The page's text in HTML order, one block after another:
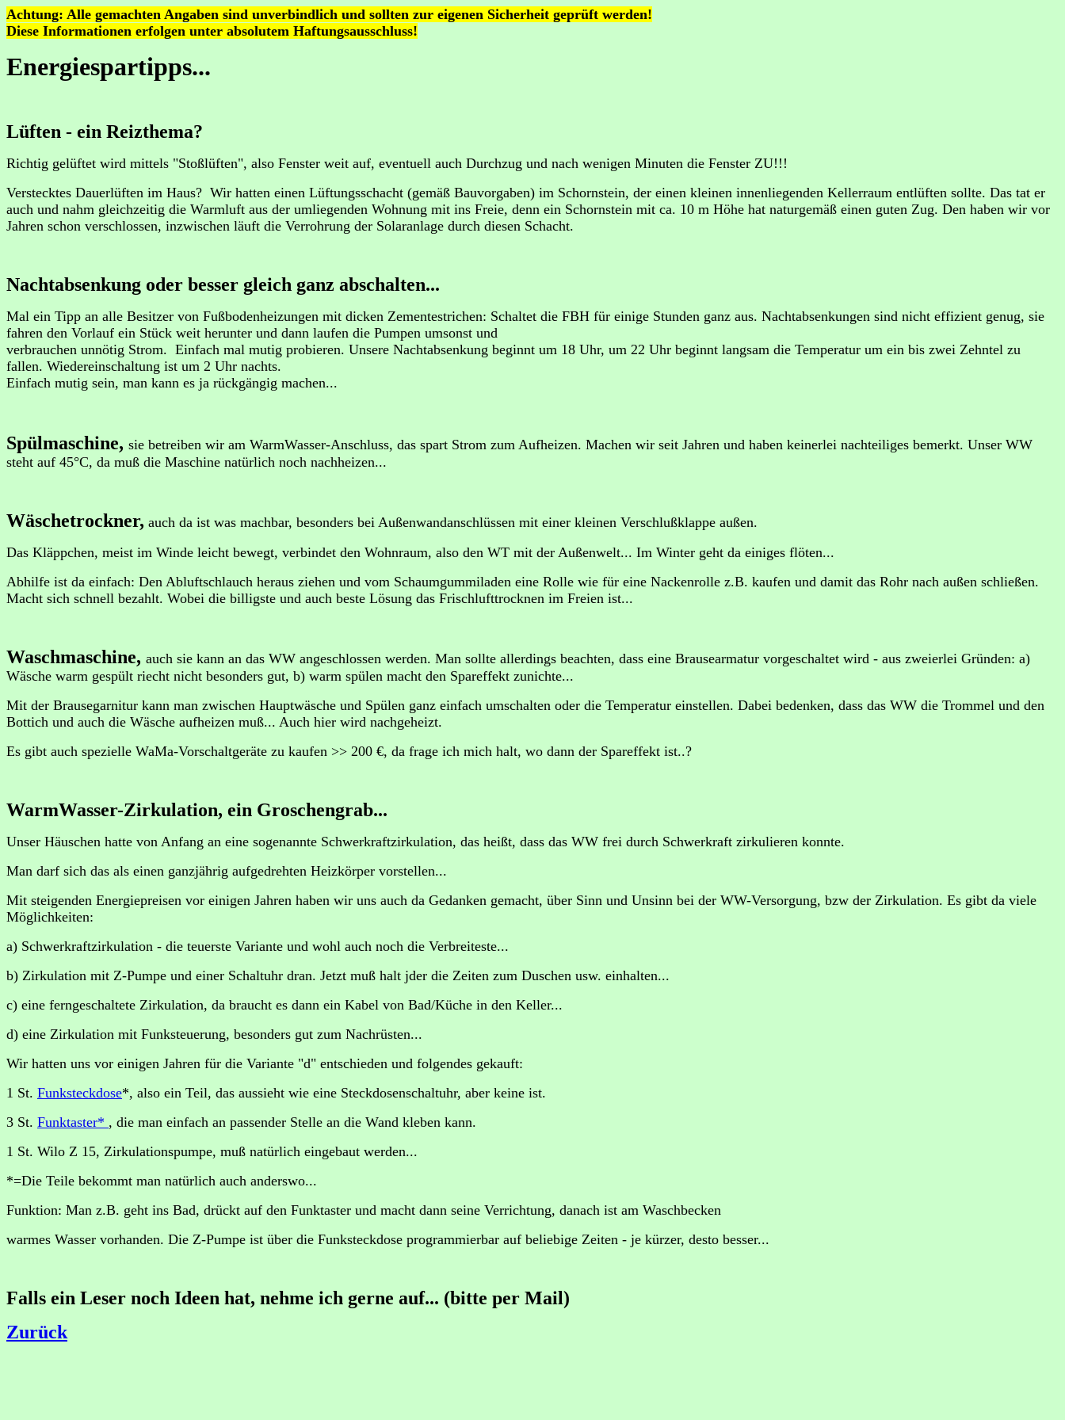
Achtung: Alle gemachten Angaben sind unverbindlich und sollten zur eigenen Sicherheit geprüft werden!
Diese Informationen erfolgen unter absolutem Haftungsausschluss!
Energiespartipps...
Lüften - ein Reizthema?
Richtig gelüftet wird mittels "Stoßlüften", also Fenster weit auf, eventuell auch Durchzug und nach wenigen Minuten die Fenster ZU!!!
Verstecktes Dauerlüften im Haus? Wir hatten einen Lüftungsschacht (gemäß Bauvorgaben) im Schornstein, der einen kleinen innenliegenden Kellerraum entlüften sollte. Das tat er
auch und nahm gleichzeitig die Warmluft aus der umliegenden Wohnung mit ins Freie, denn ein Schornstein mit ca. 10 m Höhe hat naturgemäß einen guten Zug. Den haben wir vor
Jahren schon verschlossen, inzwischen läuft die Verrohrung der Solaranlage durch diesen Schacht.
Nachtabsenkung oder besser gleich ganz abschalten...
Mal ein Tipp an alle Besitzer von Fußbodenheizungen mit dicken Zementestrichen: Schaltet die FBH für einige Stunden ganz aus. Nachtabsenkungen sind nicht effizient genug, sie
fahren den Vorlauf ein Stück weit herunter und dann laufen die Pumpen umsonst und
verbrauchen unnötig Strom. Einfach mal mutig probieren. Unsere Nachtabsenkung beginnt um 18 Uhr, um 22 Uhr beginnt langsam die Temperatur um ein bis zwei Zehntel zu
fallen. Wiedereinschaltung ist um 2 Uhr nachts.
Einfach mutig sein, man kann es ja rückgängig machen...
Spülmaschine, sie betreiben wir am WarmWasser-Anschluss, das spart Strom zum Aufheizen. Machen wir seit Jahren und haben keinerlei nachteiliges bemerkt. Unser WW
steht auf 45°C, da muß die Maschine natürlich noch nachheizen...
Wäschetrockner, auch da ist was machbar, besonders bei Außenwandanschlüssen mit einer kleinen Verschlußklappe außen.
Das Kläppchen, meist im Winde leicht bewegt, verbindet den Wohnraum, also den WT mit der Außenwelt... Im Winter geht da einiges flöten...
Abhilfe ist da einfach: Den Abluftschlauch heraus ziehen und vom Schaumgummiladen eine Rolle wie für eine Nackenrolle z.B. kaufen und damit das Rohr nach außen schließen.
Macht sich schnell bezahlt. Wobei die billigste und auch beste Lösung das Frischlufttrocknen im Freien ist...
Waschmaschine, auch sie kann an das WW angeschlossen werden. Man sollte allerdings beachten, dass eine Brausearmatur vorgeschaltet wird - aus zweierlei Gründen: a)
Wäsche warm gespült riecht nicht besonders gut, b) warm spülen macht den Spareffekt zunichte...
Mit der Brausegarnitur kann man zwischen Hauptwäsche und Spülen ganz einfach umschalten oder die Temperatur einstellen. Dabei bedenken, dass das WW die Trommel und den
Bottich und auch die Wäsche aufheizen muß... Auch hier wird nachgeheizt.
Es gibt auch spezielle WaMa-Vorschaltgeräte zu kaufen >> 200 €, da frage ich mich halt, wo dann der Spareffekt ist..?
WarmWasser-Zirkulation, ein Groschengrab...
Unser Häuschen hatte von Anfang an eine sogenannte Schwerkraftzirkulation, das heißt, dass das WW frei durch Schwerkraft zirkulieren konnte.
Man darf sich das als einen ganzjährig aufgedrehten Heizkörper vorstellen...
Mit steigenden Energiepreisen vor einigen Jahren haben wir uns auch da Gedanken gemacht, über Sinn und Unsinn bei der WW-Versorgung, bzw der Zirkulation. Es gibt da viele
Möglichkeiten:
a) Schwerkraftzirkulation - die teuerste Variante und wohl auch noch die Verbreiteste...
b) Zirkulation mit Z-Pumpe und einer Schaltuhr dran. Jetzt muß halt jder die Zeiten zum Duschen usw. einhalten...
c) eine ferngeschaltete Zirkulation, da braucht es dann ein Kabel von Bad/Küche in den Keller...
d) eine Zirkulation mit Funksteuerung, besonders gut zum Nachrüsten...
Wir hatten uns vor einigen Jahren für die Variante "d" entschieden und folgendes gekauft:
1 St. Funksteckdose*, also ein Teil, das aussieht wie eine Steckdosenschaltuhr, aber keine ist.
3 St. Funktaster* , die man einfach an passender Stelle an die Wand kleben kann.
1 St. Wilo Z 15, Zirkulationspumpe, muß natürlich eingebaut werden...
*=Die Teile bekommt man natürlich auch anderswo...
Funktion: Man z.B. geht ins Bad, drückt auf den Funktaster und macht dann seine Verrichtung, danach ist am Waschbecken
warmes Wasser vorhanden. Die Z-Pumpe ist über die Funksteckdose programmierbar auf beliebige Zeiten - je kürzer, desto besser...
Falls ein Leser noch Ideen hat, nehme ich gerne auf... (bitte per Mail)
Zurück